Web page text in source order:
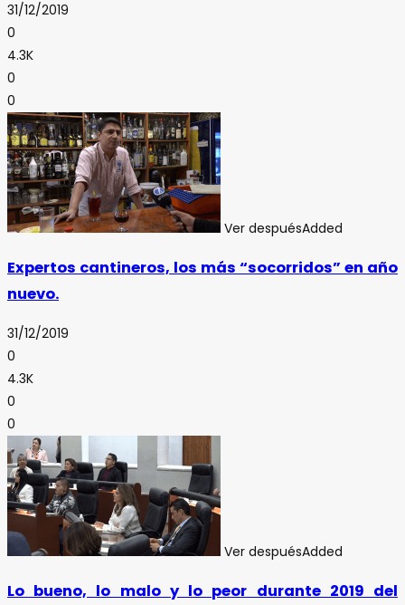
31/12/2019
0
4.3K
0
0
Ver despuésAdded
Expertos cantineros, los más “socorridos” en año
nuevo.
31/12/2019
0
4.3K
0
0
Ver despuésAdded
Lo bueno, lo malo y lo peor durante 2019 del